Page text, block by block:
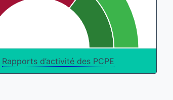
Rapports d’activité des PCPE